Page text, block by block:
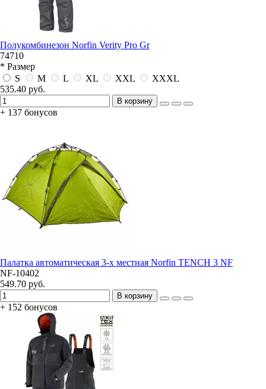
Полукомбинезон Norfin Verity Pro Gr
74710
* Размер
S
M L XL XXL
XXXL
535.40 руб.
В корзину
+ 137 бонусов
Палатка автоматическая 3-х местная Norfin TENCH 3 NF
NF-10402
549.70 руб.
В корзину
+ 152 бонусов